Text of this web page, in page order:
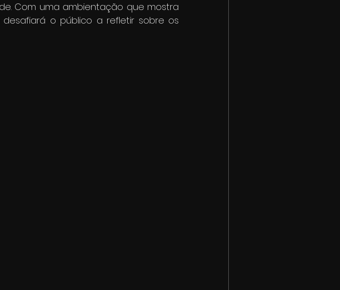
Com uma ambientação que mostra
o público a refletir sobre os